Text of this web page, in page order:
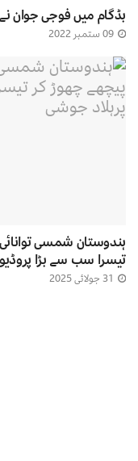
بڈگام میں فوجی جوان
ہندوستان شمسی
تیسرا سب سے بڑا